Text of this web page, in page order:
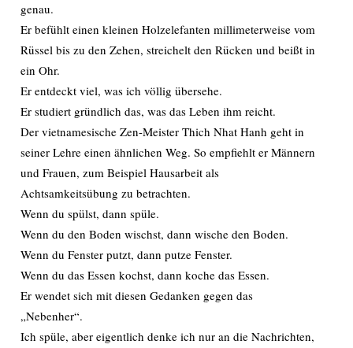
genau.
Er befühlt einen kleinen Holzelefanten millimeterweise vom
Rüssel bis zu den Zehen, streichelt den Rücken und beißt in
ein Ohr.
Er entdeckt viel, was ich völlig übersehe.
Er studiert gründlich das, was das Leben ihm reicht.
Der vietnamesische Zen-Meister Thich Nhat Hanh geht in
seiner Lehre einen ähnlichen Weg. So empfiehlt er Männern
und Frauen, zum Beispiel Hausarbeit als
Achtsamkeitsübung zu betrachten.
Wenn du spülst, dann spüle.
Wenn du den Boden wischst, dann wische den Boden.
Wenn du Fenster putzt, dann putze Fenster.
Wenn du das Essen kochst, dann koche das Essen.
Er wendet sich mit diesen Gedanken gegen das
„Nebenher“.
Ich spüle, aber eigentlich denke ich nur an die Nachrichten,